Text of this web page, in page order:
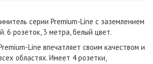
серии Premium-Line с заземлением
6 розеток, 3 метра, белый цвет.
Line впечатляет своим качеством и
областях. Имеет 4 розетки,